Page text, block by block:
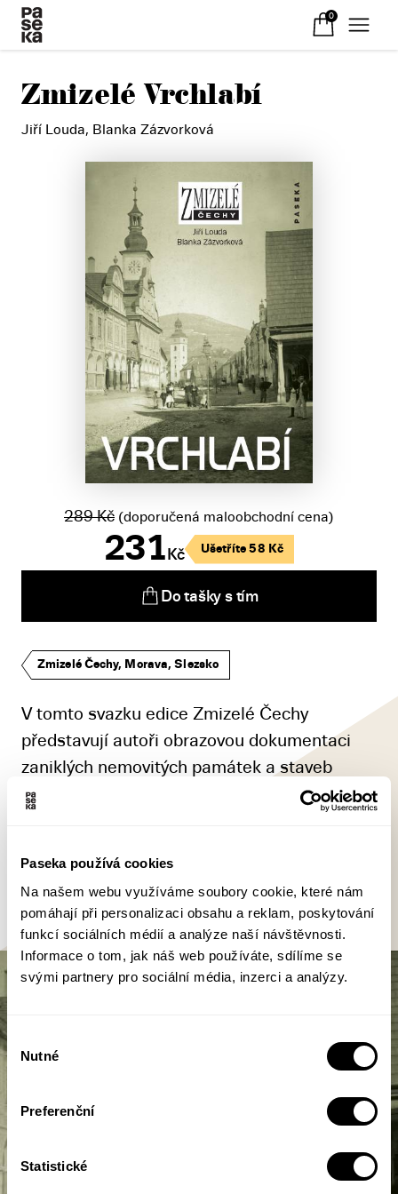
Paseka používá cookies
Na našem webu využíváme soubory cookie, které nám
pomáhají při personalizaci obsahu a reklam, poskytování
funkcí sociálních médií a analýze naší návštěvnosti.
Informace o tom, jak náš web používáte, sdílíme se
svými partnery pro sociální média, inzerci a analýzy.
Výběr
souhlasu
Nutné
Preferenční
Statistické
0
Zmizelé Vrchlabí
Jiří Louda, Blanka Zázvorková
Zmizelé Čechy, Morava, Slezsko
V tomto svazku edice Zmizelé Čechy
představují autoři obrazovou dokumentaci
zaniklých nemovitých památek a staveb
vrchlabského regionu.
V8b 145 x 205 mm
Více informací z tiráže
231 Kč
289Kč (doporučená maloobchodní cena)
Ušetříte58 Kč
Do tašky s tím